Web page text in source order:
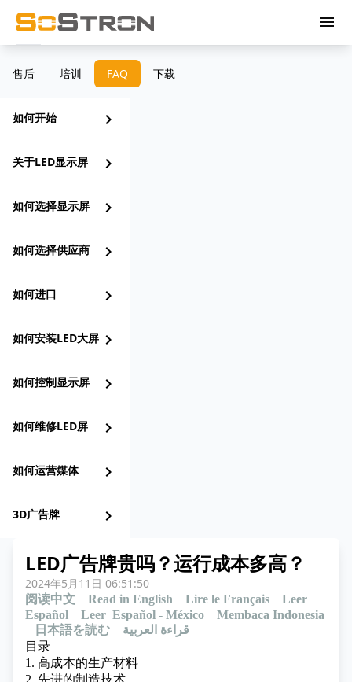
menu
售后 培训 FAQ 下载
如何开始 chevron_right
关于LED显示屏 chevron_right
如何选择显示屏 chevron_right
如何选择供应商 chevron_right
如何进口 chevron_right
如何安装LED大屏 chevron_right
如何控制显示屏 chevron_right
如何维修LED屏 chevron_right
如何运营媒体 chevron_right
3D广告牌 chevron_right
LED广告牌贵吗？运行成本多高？
2024年5月11日 06:51:50
阅读中文 Read in English Lire le Français
Leer
Español
Leer Español - México
Membaca Indonesia
日本語を読む
قراءة العربية
目录
1. 高成本的生产材料
2. 先进的制造技术